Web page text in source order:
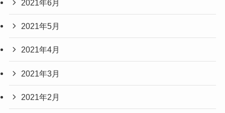
2021年6月
2021年5月
2021年4月
2021年3月
2021年2月